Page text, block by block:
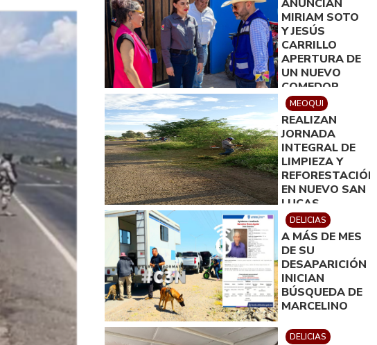
ANUNCIAN
MIRIAM SOTO
Y JESÚS
CARRILLO
APERTURA DE
UN NUEVO
COMEDOR
COMUNITARIO
PARA MEOQUI
MEOQUI
REALIZAN
JORNADA
INTEGRAL DE
LIMPIEZA Y
REFORESTACIÓN
EN NUEVO SAN
LUCAS
DELICIAS
A MÁS DE MES
DE SU
DESAPARICIÓN
INICIAN
BÚSQUEDA DE
MARCELINO
DELICIAS